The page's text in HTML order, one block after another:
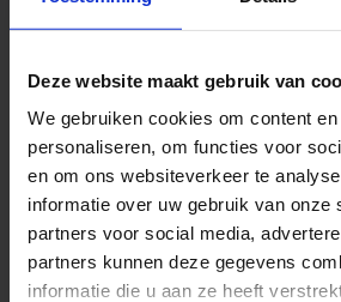
Deze website maakt gebruik van
We gebruiken cookies om content
personaliseren, om functies voor
en om ons websiteverkeer te
informatie over uw gebruik van onze
partners voor social media,
partners kunnen deze gegevens
informatie die u aan ze heeft